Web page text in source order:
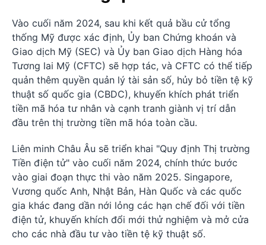
Vào cuối năm 2024, sau khi kết quả bầu cử tổng
thống Mỹ được xác định, Ủy ban Chứng khoán và
Giao dịch Mỹ (SEC) và Ủy ban Giao dịch Hàng hóa
Tương lai Mỹ (CFTC) sẽ hợp tác, và CFTC có thể tiếp
quản thêm quyền quản lý tài sản số, hủy bỏ tiền tệ kỹ
thuật số quốc gia (CBDC), khuyến khích phát triển
tiền mã hóa tư nhân và cạnh tranh giành vị trí dẫn
đầu trên thị trường tiền mã hóa toàn cầu.
Liên minh Châu Âu sẽ triển khai "Quy định Thị trường
Tiền điện tử" vào cuối năm 2024, chính thức bước
vào giai đoạn thực thi vào năm 2025. Singapore,
Vương quốc Anh, Nhật Bản, Hàn Quốc và các quốc
gia khác đang dần nới lỏng các hạn chế đối với tiền
điện tử, khuyến khích đổi mới thử nghiệm và mở cửa
cho các nhà đầu tư vào tiền tệ kỹ thuật số.